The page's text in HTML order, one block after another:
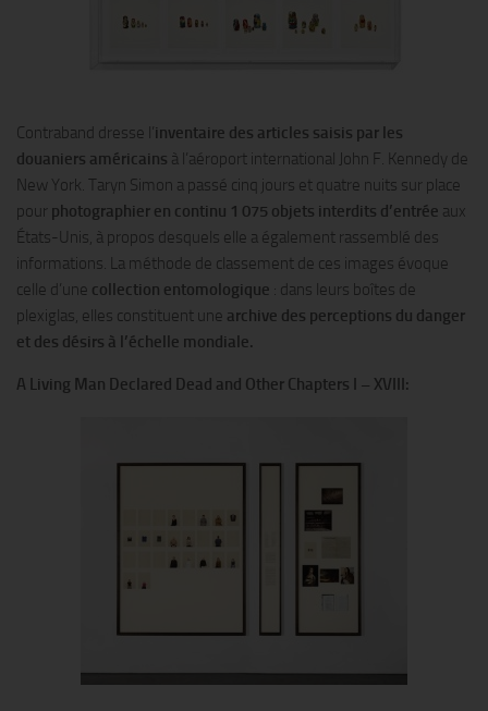
Contraband dresse l’inventaire des articles saisis par les
douaniers américains à l’aéroport international John F. Kennedy de
New York. Taryn Simon a passé cinq jours et quatre nuits sur place
pour photographier en continu 1 075 objets interdits d’entrée aux
États-Unis, à propos desquels elle a également rassemblé des
informations. La méthode de classement de ces images évoque
celle d’une collection entomologique : dans leurs boîtes de
plexiglas, elles constituent une archive des perceptions du danger
et des désirs à l’échelle mondiale.
A Living Man Declared Dead and Other Chapters I – XVIII: